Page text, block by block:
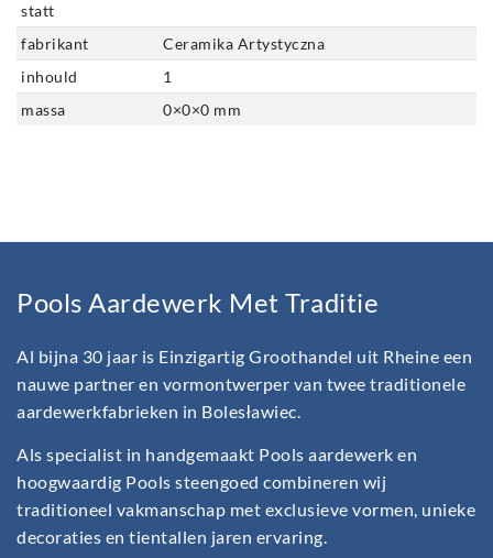
statt
fabrikant
Ceramika Artystyczna
inhould
1
massa
0×0×0 mm
Pools Aardewerk Met Traditie
Al bijna 30 jaar is Einzigartig Groothandel uit Rheine een
nauwe partner en vormontwerper van twee traditionele
aardewerkfabrieken in Bolesławiec.
Als specialist in handgemaakt Pools aardewerk en
hoogwaardig Pools steengoed combineren wij
traditioneel vakmanschap met exclusieve vormen, unieke
decoraties en tientallen jaren ervaring.